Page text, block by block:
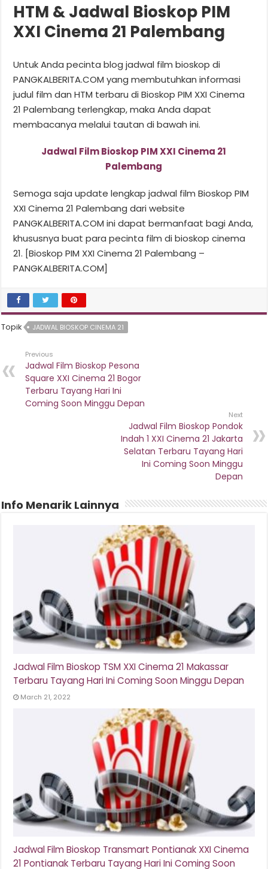
HTM & Jadwal Bioskop PIM
XXI Cinema 21 Palembang
Untuk Anda pecinta blog jadwal film bioskop di
PANGKALBERITA.COM yang membutuhkan informasi
judul film dan HTM terbaru di Bioskop PIM XXI Cinema
21 Palembang terlengkap, maka Anda dapat
membacanya melalui tautan di bawah ini.
Jadwal Film Bioskop PIM XXI Cinema 21
Palembang
Semoga saja update lengkap jadwal film Bioskop PIM
XXI Cinema 21 Palembang dari website
PANGKALBERITA.COM ini dapat bermanfaat bagi Anda,
khususnya buat para pecinta film di bioskop cinema
21. [Bioskop PIM XXI Cinema 21 Palembang –
PANGKALBERITA.COM]
Topik JADWAL BIOSKOP CINEMA 21
Previous
Jadwal Film Bioskop Pesona
Square XXI Cinema 21 Bogor
Terbaru Tayang Hari Ini
Coming Soon Minggu Depan
Next
Jadwal Film Bioskop Pondok
Indah 1 XXI Cinema 21 Jakarta
Selatan Terbaru Tayang Hari
Ini Coming Soon Minggu
Depan
Info Menarik Lainnya
Jadwal Film Bioskop TSM XXI Cinema 21 Makassar
Terbaru Tayang Hari Ini Coming Soon Minggu Depan
March 21, 2022
Jadwal Film Bioskop Transmart Pontianak XXI Cinema
21 Pontianak Terbaru Tayang Hari Ini Coming Soon